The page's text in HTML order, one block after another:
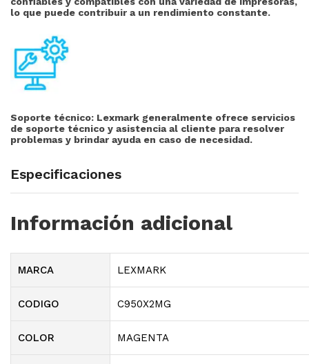
lo que puede contribuir a un rendimiento constante.
Soporte técnico: Lexmark generalmente ofrece servicios
de soporte técnico y asistencia al cliente para resolver
problemas y brindar ayuda en caso de necesidad.
Especificaciones
Información adicional
MARCA LEXMARK
CODIGO C950X2MG
COLOR MAGENTA